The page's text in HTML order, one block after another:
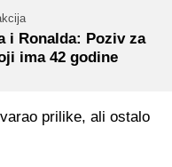
i Ronalda: Poziv za
ima 42 godine
prilike, ali ostalo